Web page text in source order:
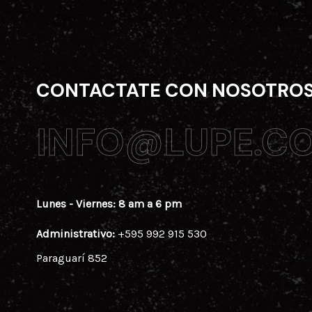
CONTACTATE CON
Lunes - Viernes: 8 am a 6 pm
Administrativo:+595 992 915 530
Paraguarí 852